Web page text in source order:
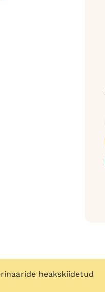
heakskiidetud